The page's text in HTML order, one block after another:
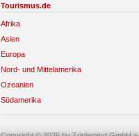
Tourismus.de
Afrika
Asien
Europa
Nord- und Mittelamerika
Ozeanien
Südamerika